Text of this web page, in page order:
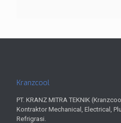
Kranzcool
PT. KRANZ MITRA TEKNIK
Kontraktor Mechanical, Electrical,
Refrigrasi.